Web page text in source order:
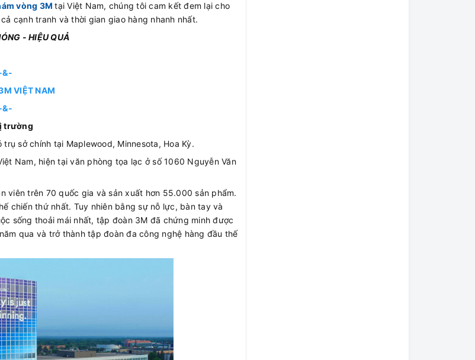
vòng 3M tại Việt Nam, chúng tôi cam kết đem lại cho
cạnh tranh và thời gian giao hàng nhanh nhất.
- HIỆU QUẢ
&-
VIỆT NAM
&-
trường
sở chính tại Maplewood, Minnesota, Hoa Kỳ.
Nam, hiện tại văn phòng tọa lạc ở số 1060 Nguyễn Văn
viên trên 70 quốc gia và sản xuất hơn 55.000 sản phẩm.
chiến thứ nhất. Tuy nhiên bằng sự nỗ lực, bàn tay và
sống thoải mái nhất, tập đoàn 3M đã chứng minh được
qua và trở thành tập đoàn đa công nghệ hàng đầu thế